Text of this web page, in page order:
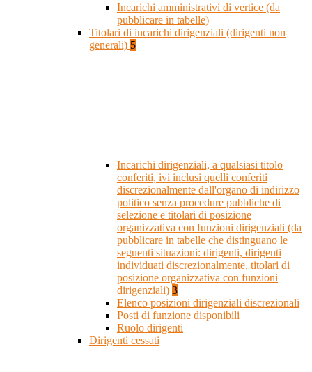
Incarichi amministrativi di vertice (da
pubblicare in tabelle)
Titolari di incarichi dirigenziali (dirigenti non
generali) 5
Incarichi dirigenziali, a qualsiasi titolo
conferiti, ivi inclusi quelli conferiti
discrezionalmente dall'organo di indirizzo
politico senza procedure pubbliche di
selezione e titolari di posizione
organizzativa con funzioni dirigenziali (da
pubblicare in tabelle che distinguano le
seguenti situazioni: dirigenti, dirigenti
individuati discrezionalmente, titolari di
posizione organizzativa con funzioni
dirigenziali) 3
Elenco posizioni dirigenziali discrezionali
Posti di funzione disponibili
Ruolo dirigenti
Dirigenti cessati